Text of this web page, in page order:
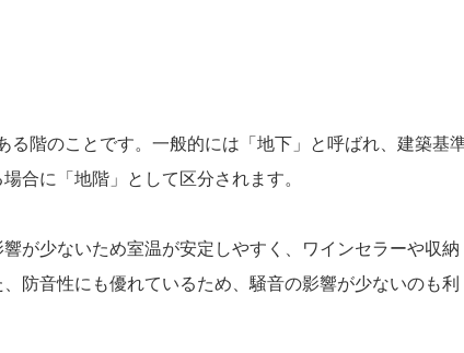
階のことです。一般的には「地下」と呼ばれ、建築基
合に「地階」として区分されます。
が少ないため室温が安定しやすく、ワインセラーや収納
防音性にも優れているため、騒音の影響が少ないのも利